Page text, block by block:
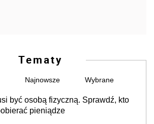
Tematy
Najnowsze Wybrane
być osobą fizyczną. Sprawdź, kto
pieniądze